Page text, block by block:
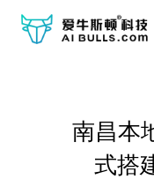
南昌本
式搭